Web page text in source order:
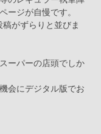
ージが自慢です。
がずらりと並びま
ーパーの店頭でしか
会にデジタル版でお